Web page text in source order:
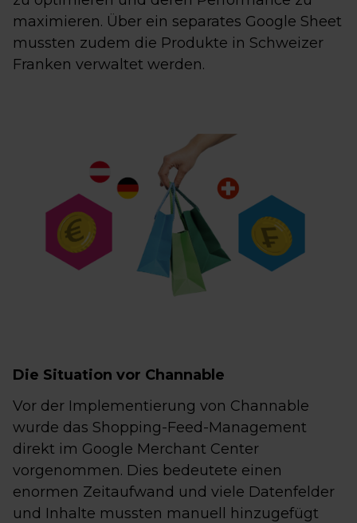
maximieren. Über ein separates Google Sheet
mussten zudem die Produkte in Schweizer
Franken verwaltet werden.
Die Situation vor Channable
Vor der Implementierung von Channable
wurde das Shopping-Feed-Management
direkt im Google Merchant Center
vorgenommen. Dies bedeutete einen
enormen Zeitaufwand und viele Datenfelder
und Inhalte mussten manuell hinzugefügt